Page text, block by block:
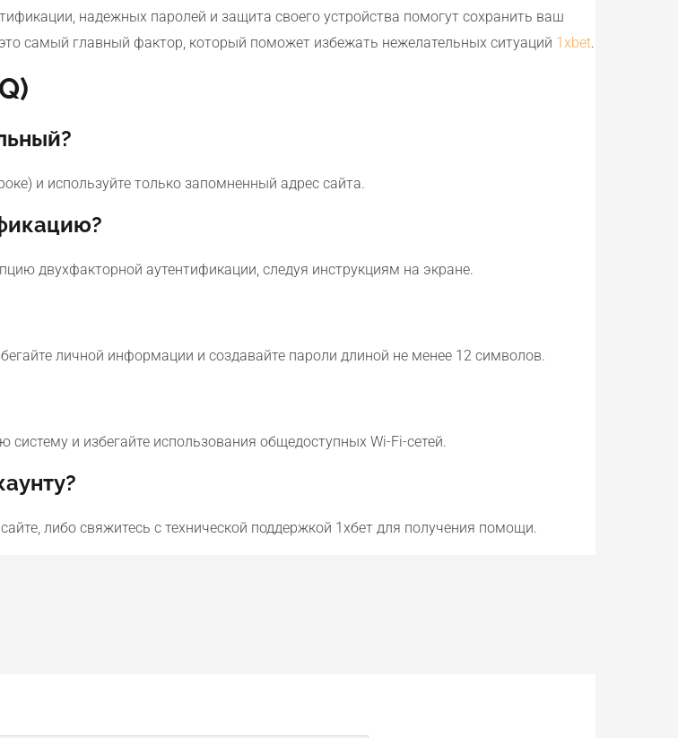
надежных паролей и защита своего устройства помогут сохранить ваш
самый главный фактор, который поможет избежать нежелательных ситуаций 1xbet.
и используйте только запомненный адрес сайта.
двухфакторной аутентификации, следуя инструкциям на экране.
личной информации и создавайте пароли длиной не менее 12 символов.
и избегайте использования общедоступных Wi-Fi-сетей.
либо свяжитесь с технической поддержкой 1хбет для получения помощи.